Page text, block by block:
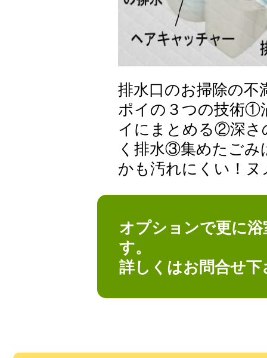
排水口のお掃除の
ポイの３つの技術①
イにまとめる②深さ
く排水③集めたごみ
かも汚れにくい！
オプションで更に
す。
詳しくはお問合せ下